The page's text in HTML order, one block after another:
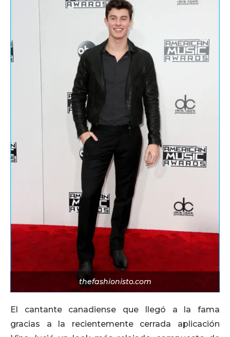
thefashionisto.com
El cantante canadiense que llegó a la fama
gracias a la recientemente cerrada aplicación